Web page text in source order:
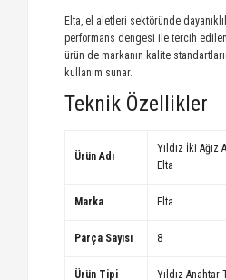
Elta, el aletleri sektöründe
performans dengesi ile tercih
ürün de markanın kalite
kullanım sunar.
Teknik Özellikler
Ürün Adı
Yıldız İki Ağız
Elta
Marka Elta
Parça Sayısı 8
Ürün Tipi Yıldız Anahtar